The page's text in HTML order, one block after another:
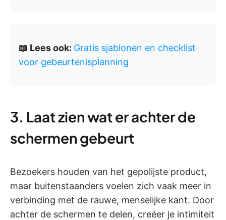
📖 Lees ook: Gratis sjablonen en checklist
voor gebeurtenisplanning
3. Laat zien wat er achter de
schermen gebeurt
Bezoekers houden van het gepolijste product,
maar buitenstaanders voelen zich vaak meer in
verbinding met de rauwe, menselijke kant. Door
achter de schermen te delen, creëer je intimiteit